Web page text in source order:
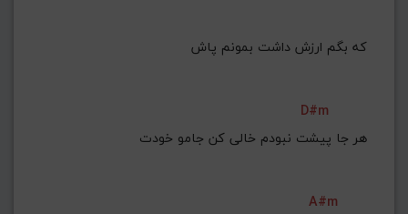
که بگم ارزش داشت بمونم پاش
D#m
هر جا پیشت نبودم خالی کن جامو خودت
A#m